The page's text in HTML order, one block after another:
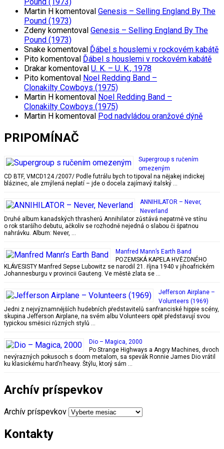
Martin H komentoval Genesis – Selling England By The
Pound (1973)
Zdeny komentoval Genesis – Selling England By The
Pound (1973)
Snake komentoval Ďábel s houslemi v rockovém kabátě
Pito komentoval Ďábel s houslemi v rockovém kabátě
Drakar komentoval U. K. – U. K., 1978
Pito komentoval Noel Redding Band –
Clonakilty Cowboys (1975)
Martin H komentoval Noel Redding Band –
Clonakilty Cowboys (1975)
Martin H komentoval Pod nadvládou oranžové dýně
PRIPOMÍNAČ
Supergroup s ručením
omezeným
CD BTF, VMCD124 /2007/ Podle futrálu bych to tipoval na nějakej indickej
blázinec, ale zmýlená neplatí – jde o docela zajímavý italský …
ANNIHILATOR – Never,
Neverland
Druhé album kanadských thrasherů Annihilator zůstává nepatrně ve stínu
o rok staršího debutu, ačkoliv se rozhodně nejedná o slabou či špatnou
nahrávku. Album: Never, …
Manfred Mann’s Earth Band
POZEMSKÁ KAPELA HVĚZDNÉHO
KLÁVESISTY Manfred Sepse Lubowitz se narodil 21. října 1940 v jihoafrickém
Johannesburgu v provincii Gauteng. Ve městě zlata se …
Jefferson Airplane –
Volunteers (1969)
Jedni z nejvýznamnějších hudebních představitelů sanfranciské hippie scény,
skupina Jefferson Airplane, na svém albu Volunteers opět představují svou
typickou směsici různých stylů …
Dio ‎– Magica, 2000
Po Strange Highways a Angry Machines, dvoch
nevýrazných pokusoch s doom metalom, sa spevák Ronnie James Dio vrátil
ku klasickému hard’n’heavy. Štýlu, ktorý sám …
Archív príspevkov
Archív príspevkov
Kontakty